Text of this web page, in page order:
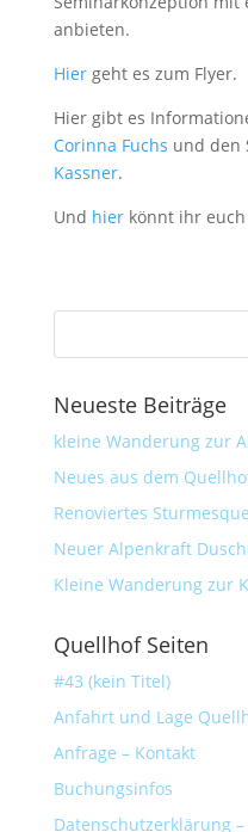
anbieten.
Hiergeht es zum Flyer.
Hier gibt es
Corinna Fuchs und den
Kassner.
Und hierkönnt ihr euch
Neueste Beiträge
kleine Wanderung zur
Neues aus dem
Renoviertes
Neuer Alpenkraft
Kleine Wanderung zur
Quellhof Seiten
#43 (kein Titel)
Anfahrt und Lage
Anfrage – Kontakt
Buchungsinfos
Datenschutzerklärung